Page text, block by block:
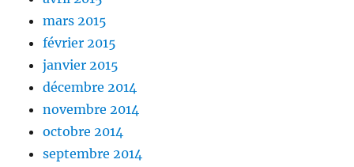
mars 2015
février 2015
janvier 2015
décembre 2014
novembre 2014
octobre 2014
septembre 2014